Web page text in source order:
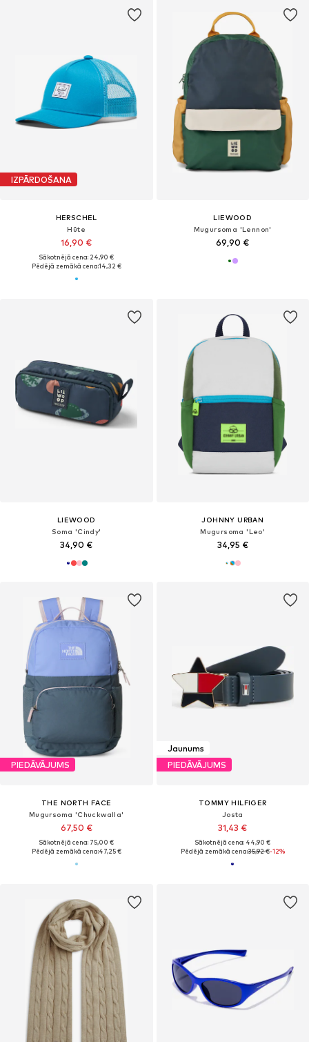
IZPĀRDOŠANA
HERSCHEL
Hūte
16,90 €
Sākotnējā cena: 24,90 €
Pēdējā zemākā cena:14,32 €
LIEWOOD
Mugursoma 'Lennon'
69,90 €
LIEWOOD
Soma 'Cindy'
34,90 €
JOHNNY URBAN
Mugursoma 'Leo'
34,95 €
PIEDĀVĀJUMS
THE NORTH FACE
Mugursoma 'Chuckwalla'
67,50 €
Sākotnējā cena: 75,00 €
Pēdējā zemākā cena:47,25 €
Jaunums
PIEDĀVĀJUMS
TOMMY HILFIGER
Josta
31,43 €
Sākotnējā cena: 44,90 €
Pēdējā zemākā cena:35,92 €-12%